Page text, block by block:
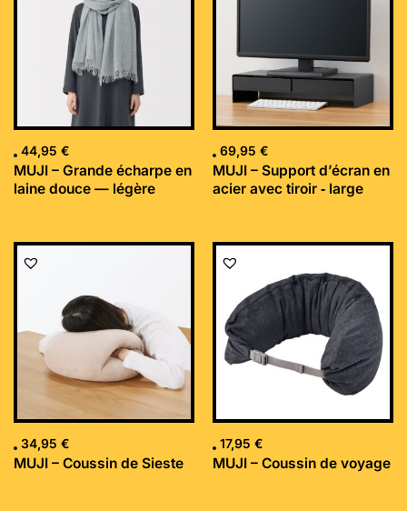
44,95 €
MUJI – Grande écharpe en
laine douce — légère
69,95 €
MUJI – Support d’écran en
acier avec tiroir ‐ large
34,95 €
MUJI – Coussin de Sieste
17,95 €
MUJI – Coussin de voyage